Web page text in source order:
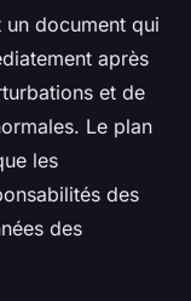
document qui
après
et de
Le plan
les
des
des